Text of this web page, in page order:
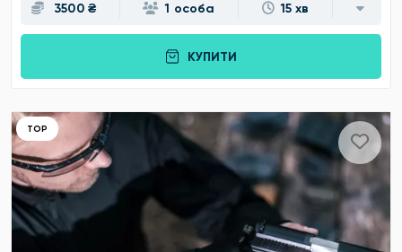
3500 ₴ 1 особа 15 хв
КУПИТИ
ТОР